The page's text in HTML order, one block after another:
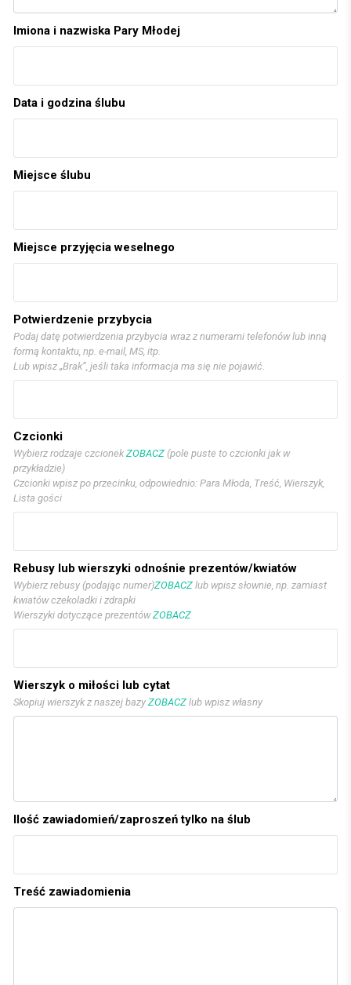
Imiona i nazwiska Pary Młodej
Data i godzina ślubu
Miejsce ślubu
Miejsce przyjęcia weselnego
Potwierdzenie przybycia
Podaj datę potwierdzenia przybycia wraz z numerami telefonów lub inną
formą kontaktu, np. e-mail, MS, itp.
Lub wpisz „Brak”, jeśli taka informacja ma się nie pojawić.
Czcionki
Wybierz rodzaje czcionek ZOBACZ (pole puste to czcionki jak w
przykładzie)
Czcionki wpisz po przecinku, odpowiednio: Para Młoda, Treść, Wierszyk,
Lista gości
Rebusy lub wierszyki odnośnie prezentów/kwiatów
Wybierz rebusy (podając numer)ZOBACZ lub wpisz słownie, np. zamiast
kwiatów czekoladki i zdrapki
Wierszyki dotyczące prezentówZOBACZ
Wierszyk o miłości lub cytat
Skopiuj wierszyk z naszej bazy ZOBACZ lub wpisz własny
Ilość zawiadomień/zaproszeń tylko na ślub
Treść zawiadomienia